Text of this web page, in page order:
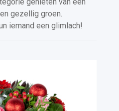
gezellig groen.
iemand een glimlach!